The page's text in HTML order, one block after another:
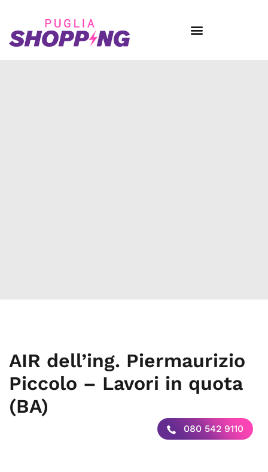
AIR dell’ing. Piermaurizio
Piccolo – Lavori in quota
(BA)
080 542 9110